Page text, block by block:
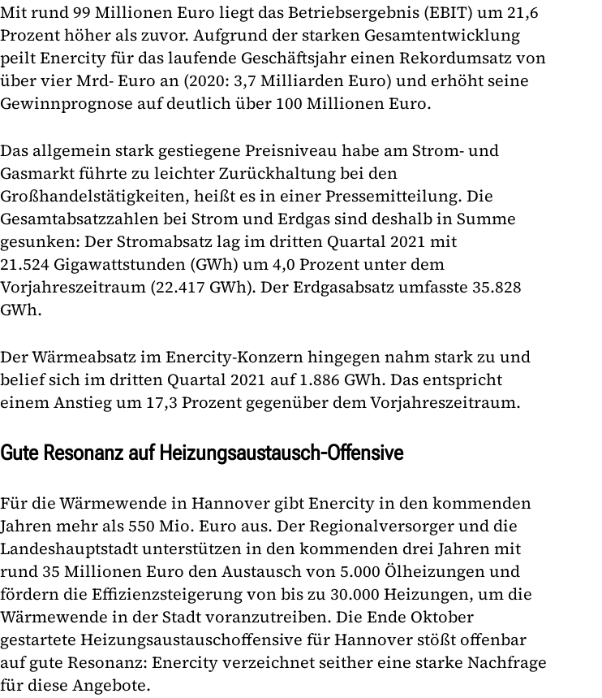
Mit rund 99 Millionen Euro liegt das Betriebsergebnis (EBIT) um 21,6
Prozent höher als zuvor. Aufgrund der starken Gesamtentwicklung
peilt Enercity für das laufende Geschäftsjahr einen Rekordumsatz von
über vier Mrd- Euro an (2020: 3,7 Milliarden Euro) und erhöht seine
Gewinnprognose auf deutlich über 100 Millionen Euro.
Das allgemein stark gestiegene Preisniveau habe am Strom- und
Gasmarkt führte zu leichter Zurückhaltung bei den
Großhandelstätigkeiten, heißt es in einer Pressemitteilung. Die
Gesamtabsatzzahlen bei Strom und Erdgas sind deshalb in Summe
gesunken: Der Stromabsatz lag im dritten Quartal 2021 mit
21.524 Gigawattstunden (GWh) um 4,0 Prozent unter dem
Vorjahreszeitraum (22.417 GWh). Der Erdgasabsatz umfasste 35.828
GWh.
Der Wärmeabsatz im Enercity-Konzern hingegen nahm stark zu und
belief sich im dritten Quartal 2021 auf 1.886 GWh. Das entspricht
einem Anstieg um 17,3 Prozent gegenüber dem Vorjahreszeitraum.
Gute Resonanz auf Heizungsaustausch-Offensive
Für die Wärmewende in Hannover gibt Enercity in den kommenden
Jahren mehr als 550 Mio. Euro aus. Der Regionalversorger und die
Landeshauptstadt unterstützen in den kommenden drei Jahren mit
rund 35 Millionen Euro den Austausch von 5.000 Ölheizungen und
fördern die Effizienzsteigerung von bis zu 30.000 Heizungen, um die
Wärmewende in der Stadt voranzutreiben. Die Ende Oktober
gestartete Heizungsaustauschoffensive für Hannover stößt offenbar
auf gute Resonanz: Enercity verzeichnet seither eine starke Nachfrage
für diese Angebote.